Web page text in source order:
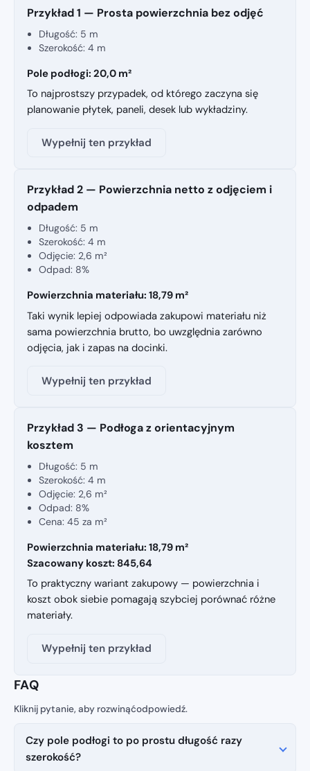
Przykład 1 — Prosta powierzchnia bez odjęć
Długość: 5 m
Szerokość: 4 m
Pole podłogi: 20,0 m²
To najprostszy przypadek, od którego zaczyna się
planowanie płytek, paneli, desek lub wykładziny.
Wypełnij ten przykład
Przykład 2 — Powierzchnia netto z odjęciem i
odpadem
Długość: 5 m
Szerokość: 4 m
Odjęcie: 2,6 m²
Odpad: 8%
Powierzchnia materiału: 18,79 m²
Taki wynik lepiej odpowiada zakupowi materiału niż
sama powierzchnia brutto, bo uwzględnia zarówno
odjęcia, jak i zapas na docinki.
Wypełnij ten przykład
Przykład 3 — Podłoga z orientacyjnym
kosztem
Długość: 5 m
Szerokość: 4 m
Odjęcie: 2,6 m²
Odpad: 8%
Cena: 45 za m²
Powierzchnia materiału: 18,79 m²
Szacowany koszt: 845,64
To praktyczny wariant zakupowy — powierzchnia i
koszt obok siebie pomagają szybciej porównać różne
materiały.
Wypełnij ten przykład
FAQ
Czy pole podłogi to po prostu długość razy
szerokość?